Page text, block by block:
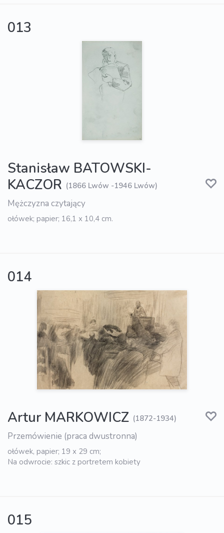
013
Stanisław BATOWSKI-
KACZOR (1866 Lwów -1946 Lwów)
Mężczyzna czytający
ołówek; papier; 16,1 x 10,4 cm.
014
Artur MARKOWICZ (1872-1934)
Przemówienie (praca dwustronna)
ołówek, papier; 19 x 29 cm;
Na odwrocie: szkic z portretem kobiety
015